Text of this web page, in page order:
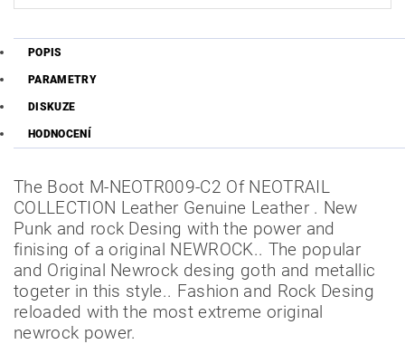
POPIS
PARAMETRY
DISKUZE
HODNOCENÍ
The Boot M-NEOTR009-C2 Of NEOTRAIL
COLLECTION Leather Genuine Leather . New
Punk and rock Desing with the power and
finising of a original NEWROCK.. The popular
and Original Newrock desing goth and metallic
togeter in this style.. Fashion and Rock Desing
reloaded with the most extreme original
newrock power.